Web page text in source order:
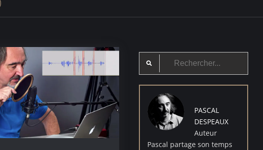
Search
PASCAL
DESPEAUX
Auteur
Pascal partage son temps